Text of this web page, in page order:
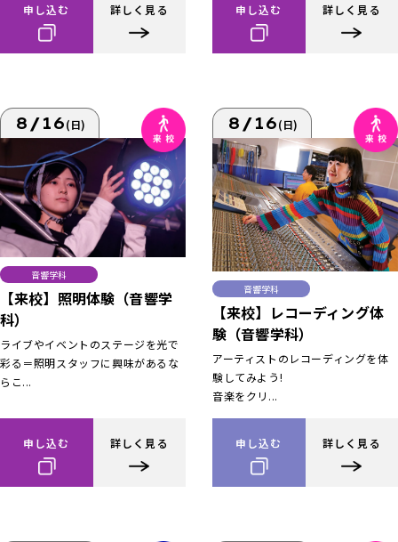
申し込む 詳しく見る 申し込む 詳しく見る
8/16(日)
音響学科
【来校】照明体験（音響学
科）
ライブやイベントのステージを光で
彩る＝照明スタッフに興味があるな
らこ...
申し込む 詳しく見る
8/16(日)
音響学科
【来校】レコーディング体
験（音響学科）
アーティストのレコーディングを体
験してみよう!
音楽をクリ...
申し込む 詳しく見る